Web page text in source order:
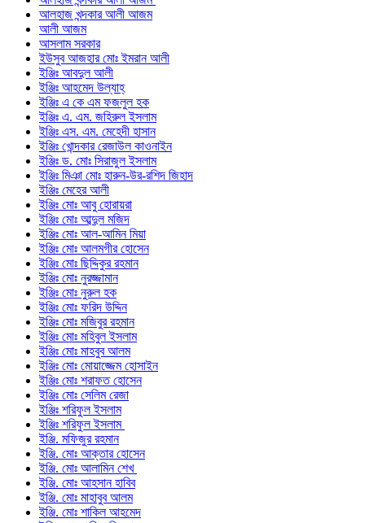
আলহাজ খন্দকার আলী আজম
আলী আজম
আসলাম সরকার
ইউসুব আজহার মোঃ ইমরান আলী
ইঞ্জিঃ আবদুল আলী
ইঞ্জিঃ আহমেদ উল্যাহ্
ইঞ্জিঃ এ কে এম ফজলুল হক
ইঞ্জিঃ এ. এম. জহিরুল ইসলাম
ইঞ্জিঃ এস. এম. মেহেদী হাসান
ইঞ্জিঃ খোন্দকার রেজাউল কাওনাইন
ইঞ্জিঃ ড. মোঃ সিরাজুল ইসলাম
ইঞ্জিঃ মিঞা মোঃ হারুন-উর-রশিদ জিহাদ
ইঞ্জিঃ মেহের আলী
ইঞ্জিঃ মোঃ আবু হোরায়রা
ইঞ্জিঃ মোঃ আব্দুল মজিদ
ইঞ্জিঃ মোঃ আল-আমিন মিয়া
ইঞ্জিঃ মোঃ আলমগীর হোসেন
ইঞ্জিঃ মোঃ ছিদ্দিকুর রহমান
ইঞ্জিঃ মোঃ নুরজ্জামান
ইঞ্জিঃ মোঃ নুরুল হক
ইঞ্জিঃ মোঃ ফরিদ উদ্দিন
ইঞ্জিঃ মোঃ মজিবুর রহমান
ইঞ্জিঃ মোঃ মহিবুল ইসলাম
ইঞ্জিঃ মোঃ মাহবুব আলম
ইঞ্জিঃ মোঃ মোয়াজ্জেম হোসাইন
ইঞ্জিঃ মোঃ শরাফত হোসেন
ইঞ্জিঃ মোঃ সেলিম রেজা
ইঞ্জিঃ শরিফুল ইসলাম
ইঞ্জিঃ শরিফুল ইসলাম
ইঞ্জি. মফিজুর রহমান
ইঞ্জি. মোঃ আক্তার হোসেন
ইঞ্জি. মোঃ আলামিন শেখ
ইঞ্জি. মোঃ আহসান হাবিব
ইঞ্জি. মোঃ মাহাবুব আলম
ইঞ্জি. মোঃ শাকিল আহমেদ